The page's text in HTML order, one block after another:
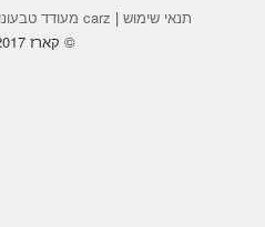
תנאי שימוש | carz מעודד טבעונות
© קארז 2010-2017